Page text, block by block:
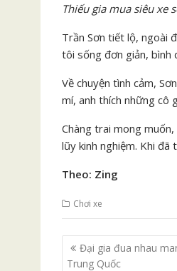
Thiếu gia mua siêu xe
Trần Sơn tiết lộ, ngoài
tôi sống đơn giản, bình
Về chuyện tình cảm,
mí, anh thích những cô
Chàng trai mong
lũy kinh nghiệm. Khi
Theo: Zing
Chơi xe
Điều
hướng
Đại gia đua nhau
Trung Quốc